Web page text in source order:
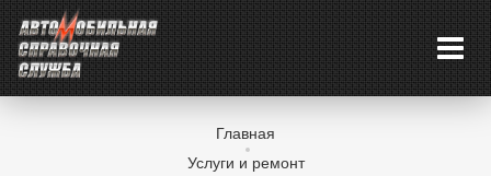
Главная
Услуги и ремонт